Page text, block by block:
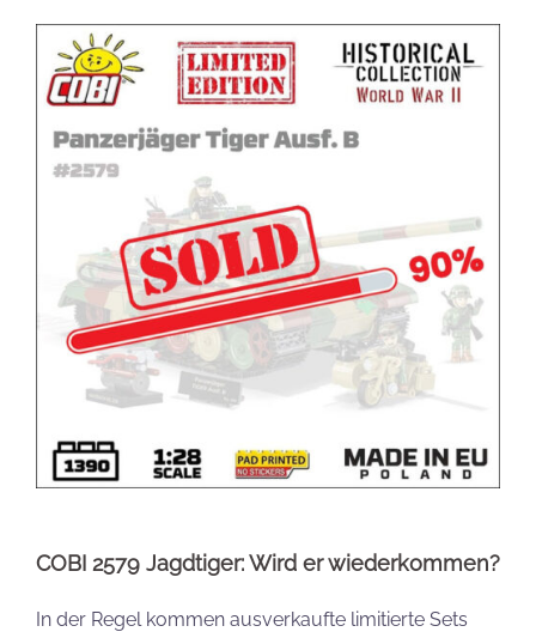
COBI 2579 Jagdtiger: Wird er wiederkommen?
In der Regel kommen ausverkaufte limitierte Sets